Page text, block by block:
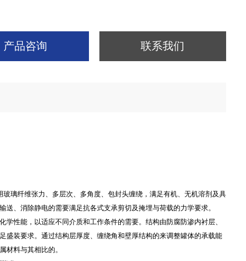
产品咨询 联系我们
璃纤维张力、多层次、多角度、包封头缠绕，满足有机、无机溶剂及具
、消除静电的需要满足抗各式支承剪切及掩埋与荷载的力学要求。
性能，以适应不同介质和工作条件的需要。结构由防腐防渗内衬层、
装要求。通过结构层厚度、缠绕角和壁厚结构的来调整罐体的承载能
材料与其相比的。